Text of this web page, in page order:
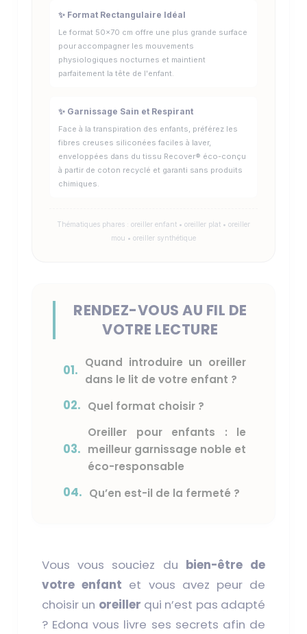
✨ Format Rectangulaire Idéal
Le format 50x70 cm offre une plus grande surface
pour accompagner les mouvements
physiologiques nocturnes et maintient
parfaitement la tête de l'enfant.
✨ Garnissage Sain et Respirant
Face à la transpiration des enfants, préférez les
fibres creuses siliconées faciles à laver,
enveloppées dans du tissu Recover® éco-conçu
à partir de coton recyclé et garanti sans produits
chimiques.
Thématiques phares : oreiller enfant • oreiller plat • oreiller
mou • oreiller synthétique
RENDEZ-VOUS AU FIL DE
VOTRE LECTURE
01.
Quand introduire un oreiller
dans le lit de votre enfant ?
02. Quel format choisir ?
03.
Oreiller pour enfants : le
meilleur garnissage noble et
éco-responsable
04. Qu’en est-il de la fermeté ?
Vous vous souciez du bien-être de
votre enfant et vous avez peur de
choisir un oreiller qui n’est pas adapté
? Edona vous livre ses secrets afin de